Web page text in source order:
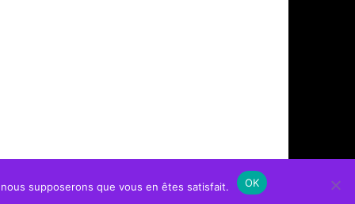
supposerons que vous en êtes satisfait. OK